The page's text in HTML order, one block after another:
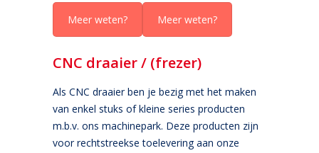
Meer weten?
CNC draaier / (frezer)
Als CNC draaier ben je bezig met het maken
van enkel stuks of kleine series producten
m.b.v. ons machinepark. Deze producten zijn
voor rechtstreekse toelevering aan onze
Meer weten?